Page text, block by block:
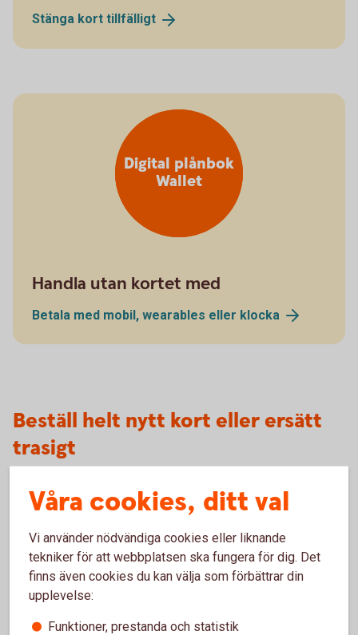
Stänga kort tillfälligt
Digital plånbok
Wallet
Handla utan kortet med
Betala med mobil, wearables eller klocka
Beställ helt nytt kort eller ersätt
trasigt
Beställ helt nytt kort
Läs mer om hur du beställer ett helt nytt bankkort.
Beställa nyttbankkort
Våra cookies, ditt val
Vi använder nödvändiga cookies eller liknande
tekniker för att webbplatsen ska fungera för dig. Det
finns även cookies du kan välja som förbättrar din
upplevelse:
Funktioner, prestanda och statistik